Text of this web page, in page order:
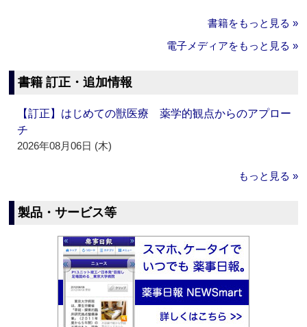
書籍をもっと見る »
電子メディアをもっと見る »
書籍 訂正・追加情報
【訂正】はじめての獣医療 薬学的観点からのアプロー
チ
2026年08月06日 (木)
もっと見る »
製品・サービス等